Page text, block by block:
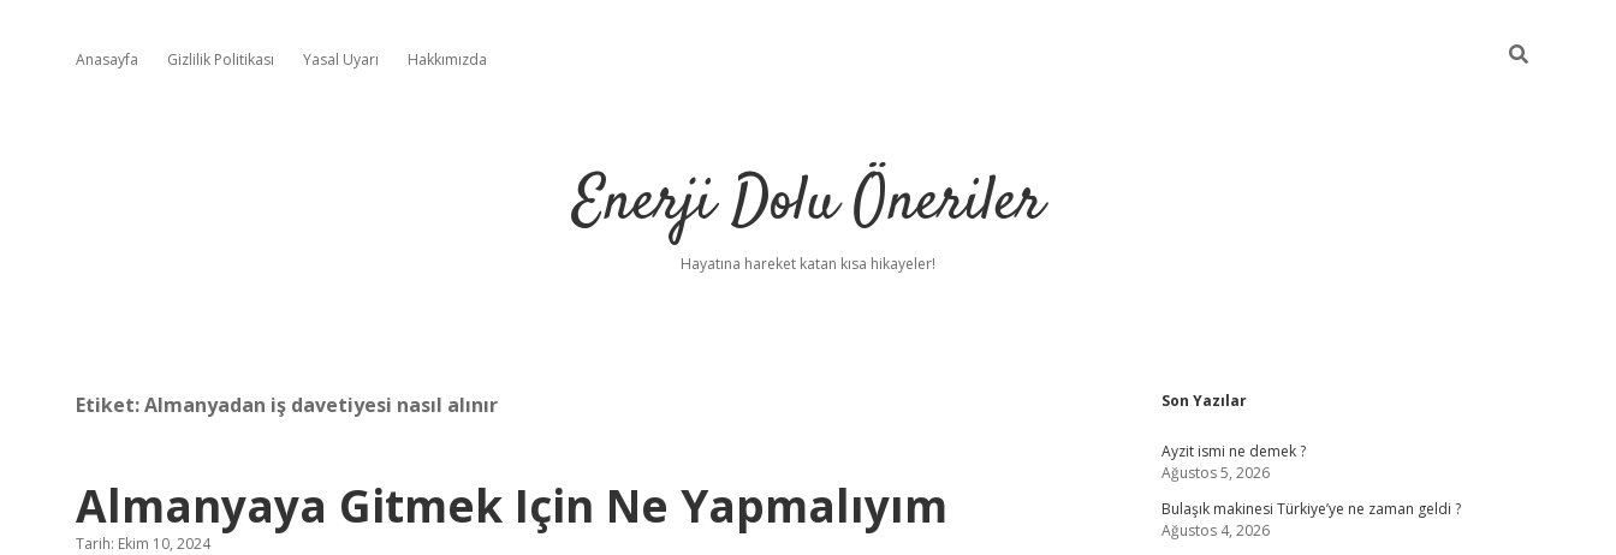
Anasayfa Gizlilik Politikası Yasal Uyarı Hakkımızda
Enerji Dolu Öneriler
Hayatına hareket katan kısa hikayeler!
Etiket:Almanyadan iş davetiyesi nasıl alınır
Almanyaya Gitmek Için Ne Yapmalıyım
Tarih: Ekim 10, 2024
Sidebar
Son Yazılar
Ayzit ismi ne demek ?
Ağustos 5, 2026
Bulaşık makinesi Türkiye’ye ne zaman geldi ?
Ağustos 4, 2026